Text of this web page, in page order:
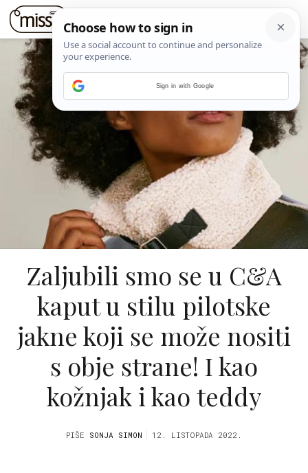
Zaljubili smo se u C&A
kaput u stilu pilotske
jakne koji se može nositi
s obje strane! I kao
kožnjak i kao teddy
PIŠE SONJA SIMON 12. LISTOPADA 2022.
Sign in with Google